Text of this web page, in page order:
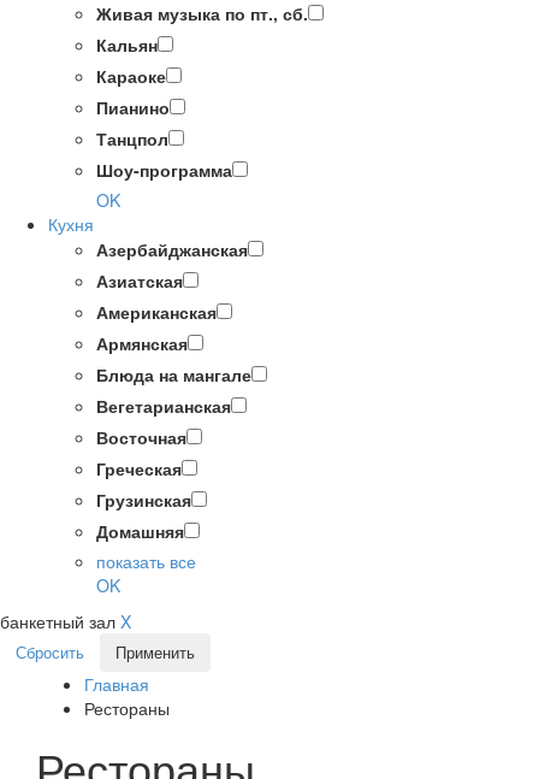
Живая музыка по пт., сб.
Кальян
Караоке
Пианино
Танцпол
Шоу-программа
OK
Кухня
Азербайджанская
Азиатская
Американская
Армянская
Блюда на мангале
Вегетарианская
Восточная
Греческая
Грузинская
Домашняя
показать все
OK
банкетный зал X
Сбросить Применить
Главная
Рестораны